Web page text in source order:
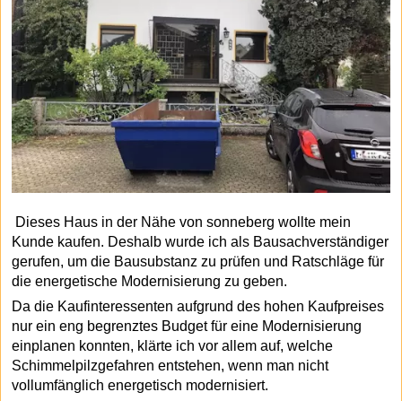
Dieses Haus in der Nähe von sonneberg wollte mein
Kunde kaufen. Deshalb wurde ich als Bausachverständiger
gerufen, um die Bausubstanz zu prüfen und Ratschläge für
die energetische Modernisierung zu geben.
Da die Kaufinteressenten aufgrund des hohen Kaufpreises
nur ein eng begrenztes Budget für eine Modernisierung
einplanen konnten, klärte ich vor allem auf, welche
Schimmelpilzgefahren entstehen, wenn man nicht
vollumfänglich energetisch modernisiert.